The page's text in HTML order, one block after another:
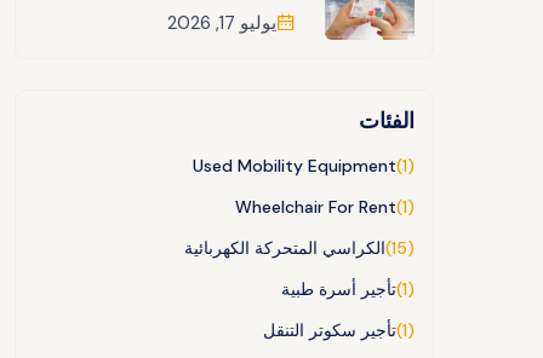
يوليو 17, 2026
الفئات
Used Mobility Equipment
(1)
Wheelchair For Rent
(1)
الكراسي المتحركة الكهربائية
(15)
تأجير أسرة طبية (1)
تأجير سكوتر التنقل (1)